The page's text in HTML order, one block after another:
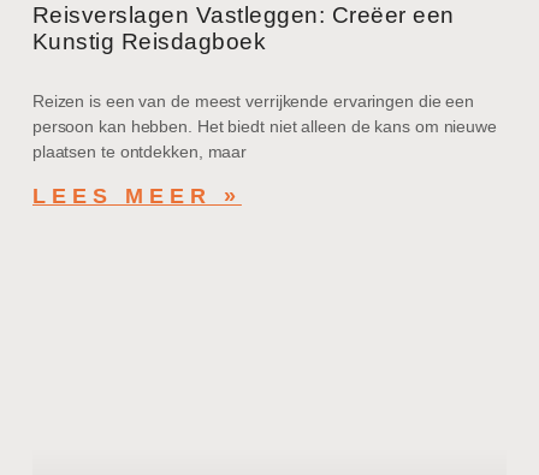
Reisverslagen Vastleggen: Creëer een
Kunstig Reisdagboek
Reizen is een van de meest verrijkende ervaringen die een
persoon kan hebben. Het biedt niet alleen de kans om nieuwe
plaatsen te ontdekken, maar
LEES MEER »